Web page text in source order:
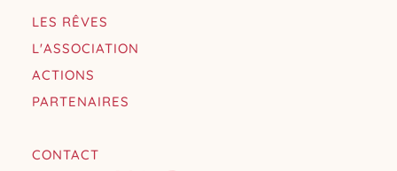
LES RÊVES
L'ASSOCIATION
ACTIONS
PARTENAIRES
CONTACT